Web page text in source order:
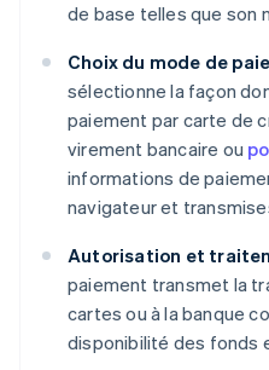
de base telles que son
Choix du mode de
sélectionne la façon
paiement par carte de
virement bancaire ou
informations de
navigateur et
Autorisation et
paiement transmet la
cartes ou à la banque
disponibilité des fonds